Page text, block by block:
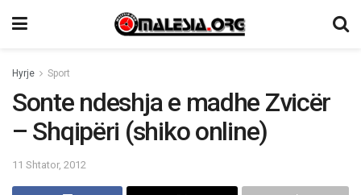
Hyrje Sport
Sonte ndeshja e madhe Zvicër
– Shqipëri (shiko online)
11 Shtator, 2012